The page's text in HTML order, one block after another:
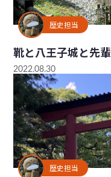
歴史担当
靴と八王子城と先輩
2022.08.30
歴史担当